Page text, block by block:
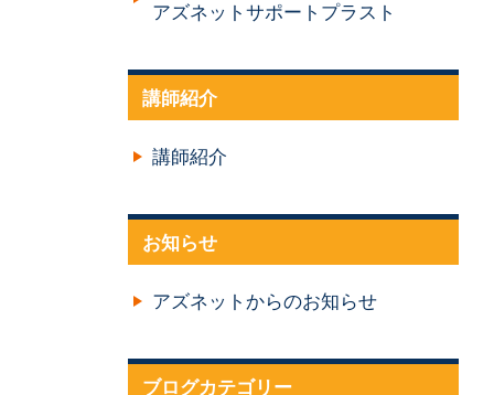
アズネットサポートプラスト
講師紹介
講師紹介
お知らせ
アズネットからのお知らせ
ブログカテゴリー